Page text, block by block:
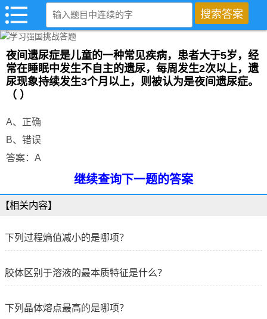
夜间遗尿症是儿童的一种常见疾病，患者大于5岁，经
常在睡眠中发生不自主的遗尿，每周发生2次以上，遗
尿现象持续发生3个月以上，则被认为是夜间遗尿症。
（ ）
A、正确
B、错误
答案：A
继续查询下一题的答案
【相关内容】
下列过程熵值减小的是哪项？
胶体区别于溶液的最本质特征是什么？
下列晶体熔点最高的是哪项？